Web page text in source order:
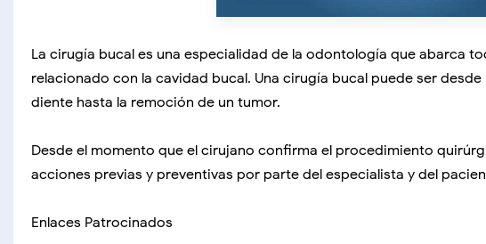
La cirugía bucal es una especialidad de la odontología que abarca
relacionado con la cavidad bucal. Una cirugía bucal puede ser
diente hasta la remoción de un tumor.
Desde el momento que el cirujano confirma el procedimiento
acciones previas y preventivas por parte del especialista y del
Enlaces Patrocinados